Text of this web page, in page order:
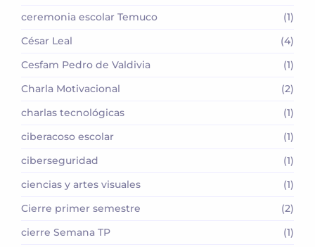
ceremonia escolar Temuco
(1)
César Leal
(4)
Cesfam Pedro de Valdivia
(1)
Charla Motivacional
(2)
charlas tecnológicas
(1)
ciberacoso escolar
(1)
ciberseguridad
(1)
ciencias y artes visuales
(1)
Cierre primer semestre
(2)
cierre Semana TP
(1)